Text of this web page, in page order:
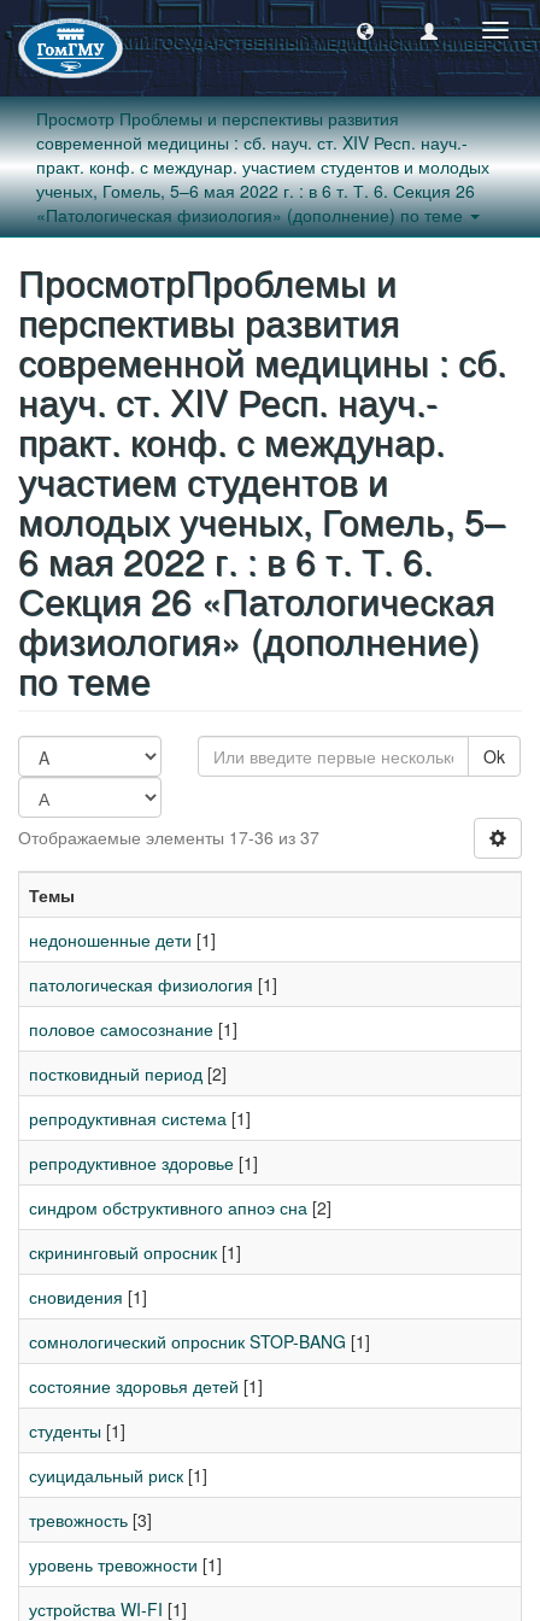
Просмотр Проблемы и перспективы развития
современной медицины : сб. науч. ст. XIV Респ. науч.-
практ. конф. с междунар. участием студентов и молодых
ученых, Гомель, 5–6 мая 2022 г. : в 6 т. Т. 6. Секция 26
«Патологическая физиология» (дополнение) по теме
ПросмотрПроблемы и
перспективы развития
современной медицины : сб.
науч. ст. XIV Респ. науч.-
практ. конф. с междунар.
участием студентов и
молодых ученых, Гомель, 5–
6 мая 2022 г. : в 6 т. Т. 6.
Секция 26 «Патологическая
физиология» (дополнение)
по теме
Ok
Отображаемые элементы 17-36 из 37
Темы
недоношенные дети [1]
патологическая физиология [1]
половое самосознание [1]
постковидный период [2]
репродуктивная система [1]
репродуктивное здоровье [1]
синдром обструктивного апноэ сна [2]
скрининговый опросник [1]
сновидения [1]
сомнологический опросник STOP-BANG [1]
состояние здоровья детей [1]
студенты [1]
суицидальный риск [1]
тревожность [3]
уровень тревожности [1]
устройства WI-FI [1]